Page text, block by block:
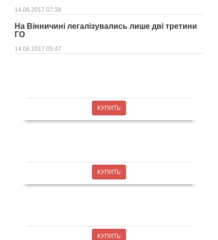
14.06.2017 07:38
На Вінничині легалізувались лише дві третини
ГО
14.06.2017 05:47
КУПИТЬ
КУПИТЬ
КУПИТЬ